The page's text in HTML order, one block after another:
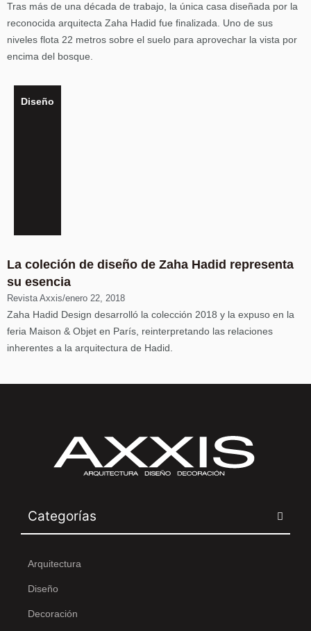
Tras más de una década de trabajo, la única casa diseñada por la
reconocida arquitecta Zaha Hadid fue finalizada. Uno de sus
niveles flota 22 metros sobre el suelo para aprovechar la vista por
encima del bosque.
Diseño
La coleción de diseño de Zaha Hadid representa
su esencia
Revista Axxis/enero 22, 2018
Zaha Hadid Design desarrolló la colección 2018 y la expuso en la
feria Maison & Objet en París, reinterpretando las relaciones
inherentes a la arquitectura de Hadid.
Categorías
Arquitectura
Diseño
Decoración